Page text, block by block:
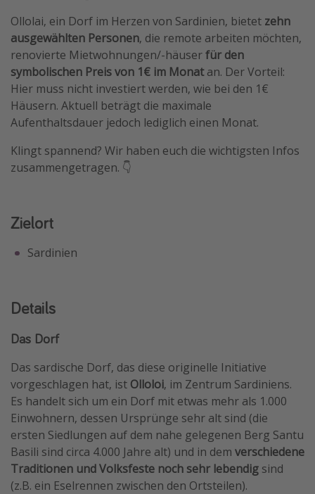
Ollolai, ein Dorf im Herzen von Sardinien, bietet zehn
ausgewählten Personen, die remote arbeiten möchten,
renovierte Mietwohnungen/-häuserfür den
symbolischen Preis von 1€ im Monatan. Der Vorteil:
Hier muss nicht investiert werden, wie bei den 1€
Häusern. Aktuell beträgt die maximale
Aufenthaltsdauer jedoch lediglich einen Monat.
Klingt spannend? Wir haben euch die wichtigsten Infos
zusammengetragen. 👇
Zielort
Sardinien
Details
Das Dorf
Das sardische Dorf, das diese originelle Initiative
vorgeschlagen hat, ist Olloloi, im Zentrum Sardiniens.
Es handelt sich um ein Dorf mit etwas mehr als 1.000
Einwohnern, dessen Ursprünge sehr alt sind (die
ersten Siedlungen auf dem nahe gelegenen Berg Santu
Basili sind circa 4.000 Jahre alt) und in dem verschiedene
Traditionen und Volksfeste noch sehr lebendig sind
(z.B. ein Eselrennen zwischen den Ortsteilen).